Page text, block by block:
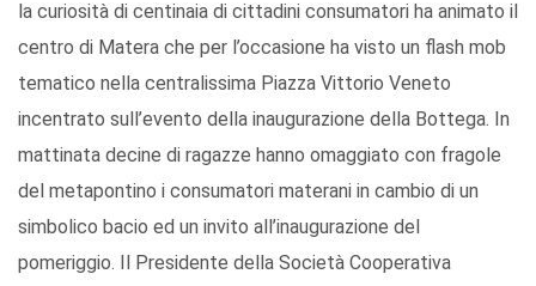
la curiosità di centinaia di cittadini consumatori ha animato il
centro di Matera che per l’occasione ha visto un flash mob
tematico nella centralissima Piazza Vittorio Veneto
incentrato sull’evento della inaugurazione della Bottega. In
mattinata decine di ragazze hanno omaggiato con fragole
del metapontino i consumatori materani in cambio di un
simbolico bacio ed un invito all’inaugurazione del
pomeriggio. Il Presidente della Società Cooperativa